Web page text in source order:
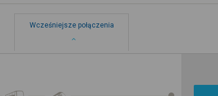
Wcześniejsze połączenia